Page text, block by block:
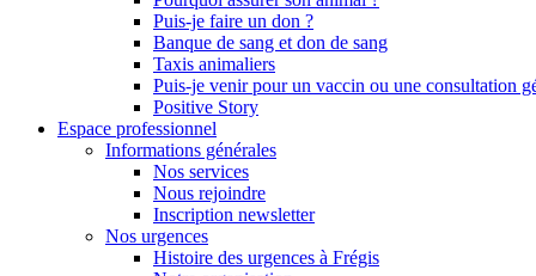
Puis-je faire un don ?
Banque de sang et don de sang
Taxis animaliers
Puis-je venir pour un vaccin ou une consultation
Positive Story
Espace professionnel
Informations générales
Nos services
Nous rejoindre
Inscription newsletter
Nos urgences
Histoire des urgences à Frégis